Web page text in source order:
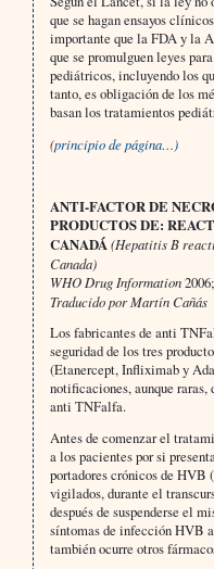
que se hagan ensayos
importante que la FDA y la
que se promulguen leyes
pediátricos, incluyendo los
tanto, es obligación de los
basan los tratamientos
(principio de página…)
ANTI-FACTOR DE
PRODUCTOS DE:
CANADÁ(Hepatitis B
Canada)
WHO Drug Information
Traducido por Martín Cañás
Los fabricantes de anti
seguridad de los tres
(Etanercept, Infliximab y
notificaciones, aunque
anti TNFalfa.
Antes de comenzar el
a los pacientes por si
portadores crónicos de HVB
vigilados, durante el
después de suspenderse el
síntomas de infección HVB
también ocurre otros